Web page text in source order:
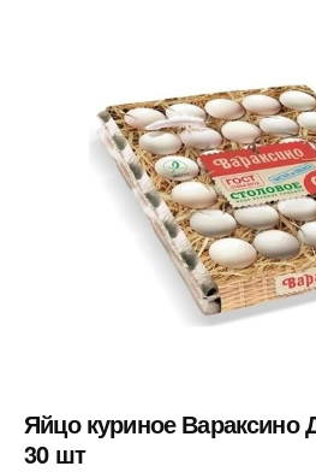
Яйцо куриное Вараксино
30 шт